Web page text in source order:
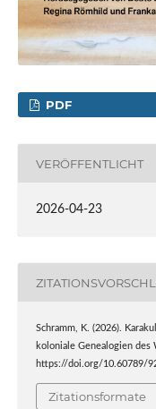
PDF
VERÖFFENTLICHT
2026-04-23
Schramm, K. (2026).
koloniale Genealogien des
https://doi.org/10.60789/
Zitationsformate